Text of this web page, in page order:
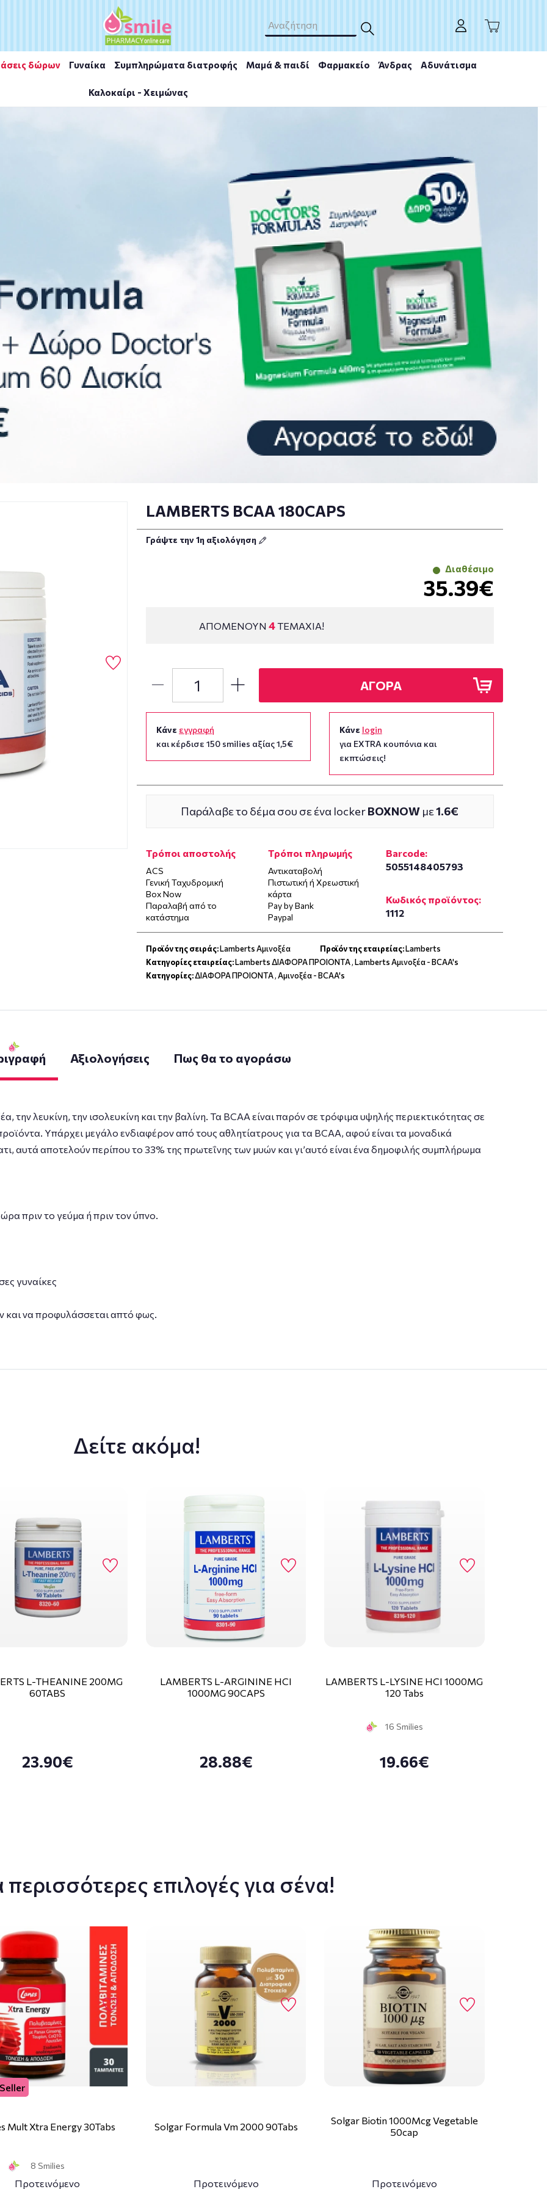
δώρων Γυναίκα Συμπληρώματα διατροφής Μαμά & παιδί Φαρμακείο Άνδρας Αδυνάτισμα
Καλοκαίρι - Χειμώνας
LAMBERTS BCAA 180CAPS
Γράψτε την 1η αξιολόγηση
Διαθέσιμο
35.39€
ΑΠΟΜΕΝΟΥΝ4ΤΕΜΑΧΙΑ!
ΑΓΟΡΑ
Κάνε εγγραφή
και κέρδισε 150 smilies αξίας 1,5€
Κάνε login
για EXTRA κουπόνια και
εκπτώσεις!
Παράλαβε το δέμα σου σε ένα lockerBOXNOW με1.6€
Τρόποι αποστολής
ACS
Γενική Ταχυδρομική
Box Now
Παραλαβή από το
κατάστημα
Τρόποι πληρωμής
Αντικαταβολή
Πιστωτική ή Χρεωστική
κάρτα
Pay by Bank
Paypal
Barcode:
5055148405793
Κωδικός προϊόντος:
1112
Προϊόν της σειράς:Lamberts Αμινοξέα Προϊόν της εταιρείας:Lamberts
Κατηγορίες εταιρείας:Lamberts ΔΙΑΦΟΡΑ ΠΡΟΙΟΝΤΑ,Lamberts Αμινοξέα - BCAA's
Κατηγορίες:ΔΙΑΦΟΡΑ ΠΡΟΙΟΝΤΑ,Αμινοξέα - BCAA's
Αξιολογήσεις Πως θα το αγοράσω
την λευκίνη, την ισολευκίνη και την βαλίνη. Τα BCAA είναι παρόν σε τρόφιμα υψηλής περιεκτικότητας σε
Υπάρχει μεγάλο ενδιαφέρον από τους αθλητίατρους για τα BCAA, αφού είναι τα μοναδικά
αυτά αποτελούν περίπου το 33% της πρωτεΐνης των μυών και γι’αυτό είναι ένα δημοφιλής συμπλήρωμα
πριν το γεύμα ή πριν τον ύπνο.
γυναίκες
και να προφυλάσσεται απτό φως.
Δείτε ακόμα!
L-THEANINE 200MG
60TABS
23.90€
LAMBERTS L-ARGININE HCI
1000MG 90CAPS
28.88€
LAMBERTS L-LYSINE HCI 1000MG
120 Tabs
16 Smilies
19.66€
επιλογές για σένα!
Mult Xtra Energy 30Tabs
8 Smilies
Προτεινόμενο
Solgar Formula Vm 2000 90Tabs
Προτεινόμενο
Solgar Biotin 1000Mcg Vegetable
50cap
Προτεινόμενο